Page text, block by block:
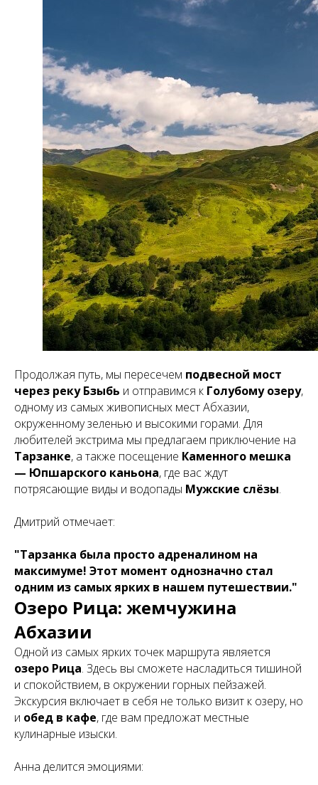
Продолжая путь, мы пересечем подвесной мост
через реку Бзыбь и отправимся к Голубому озеру,
одному из самых живописных мест Абхазии,
окруженному зеленью и высокими горами. Для
любителей экстрима мы предлагаем приключение на
Тарзанке, а также посещение Каменного мешка
— Юпшарского каньона, где вас ждут
потрясающие виды и водопады Мужские слёзы.
Дмитрий отмечает:
"Тарзанка была просто адреналином на
максимуме! Этот момент однозначно стал
одним из самых ярких в нашем путешествии."
Озеро Рица: жемчужина
Абхазии
Одной из самых ярких точек маршрута является
озеро Рица. Здесь вы сможете насладиться тишиной
и спокойствием, в окружении горных пейзажей.
Экскурсия включает в себя не только визит к озеру, но
и обед в кафе, где вам предложат местные
кулинарные изыски.
Анна делится эмоциями: